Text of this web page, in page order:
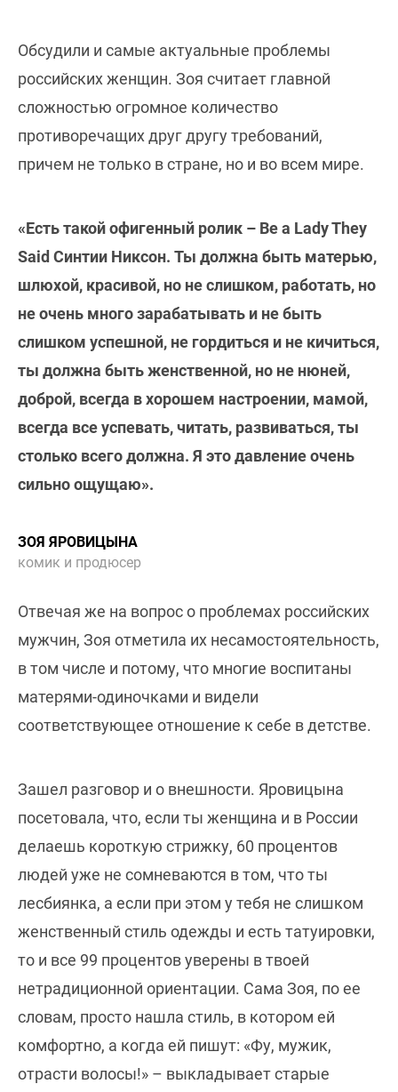
Обсудили и самые актуальные проблемы
российских женщин. Зоя считает главной
сложностью огромное количество
противоречащих друг другу требований,
причем не только в стране, но и во всем мире.
«Есть такой офигенный ролик – Be a Lady They
Said Синтии Никсон. Ты должна быть матерью,
шлюхой, красивой, но не слишком, работать, но
не очень много зарабатывать и не быть
слишком успешной, не гордиться и не кичиться,
ты должна быть женственной, но не нюней,
доброй, всегда в хорошем настроении, мамой,
всегда все успевать, читать, развиваться, ты
столько всего должна. Я это давление очень
сильно ощущаю».
ЗОЯ ЯРОВИЦЫНА
комик и продюсер
Отвечая же на вопрос о проблемах российских
мужчин, Зоя отметила их несамостоятельность,
в том числе и потому, что многие воспитаны
матерями-одиночками и видели
соответствующее отношение к себе в детстве.
Зашел разговор и о внешности. Яровицына
посетовала, что, если ты женщина и в России
делаешь короткую стрижку, 60 процентов
людей уже не сомневаются в том, что ты
лесбиянка, а если при этом у тебя не слишком
женственный стиль одежды и есть татуировки,
то и все 99 процентов уверены в твоей
нетрадиционной ориентации. Сама Зоя, по ее
словам, просто нашла стиль, в котором ей
комфортно, а когда ей пишут: «Фу, мужик,
отрасти волосы!» – выкладывает старые